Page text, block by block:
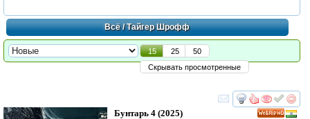
Всё/ Тайгер Шрофф
15 25
50
Скрывать просмотренные
смотреть
Бунтарь 4 (2025)